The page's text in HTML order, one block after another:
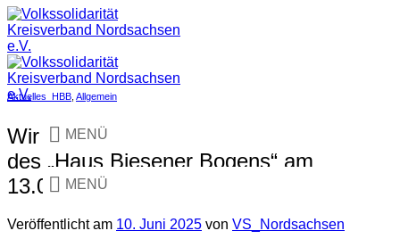
MENÜ
MENÜ
Aktuelles_HBB Allgemein
Wir laden Sie zu unserem Sommerfest
des „Haus Biesener Bogens“ am
13.06.2025 herzlich ein!
Veröffentlicht am 10. Juni 2025 von VS_Nordsachsen